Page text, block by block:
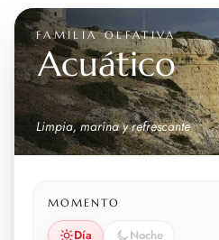
FAMILIA OLFATIVA
Acuático
Limpia, marina y refrescante
MOMENTO
Día Noche